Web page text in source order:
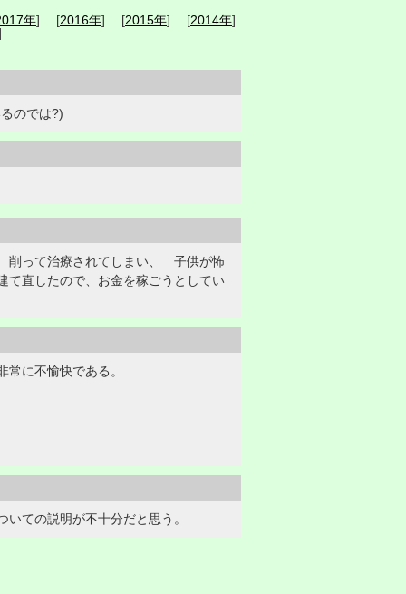
年] [2016年] [2015年] [2014年]
のでは?)
削って治療されてしまい、 子供が怖
直したので、お金を稼ごうとしてい
に不愉快である。
ての説明が不十分だと思う。